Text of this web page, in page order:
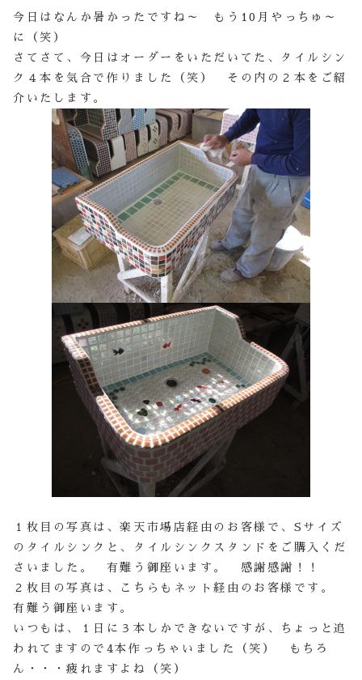
今日はなんか暑かったですね～ もう10月やっちゅ～
に（笑）
さてさて、今日はオーダーをいただいてた、タイルシン
ク４本を気合で作りました（笑） その内の２本をご紹
介いたします。
１枚目の写真は、楽天市場店経由のお客様で、Sサイズ
のタイルシンクと、タイルシンクスタンドをご購入くだ
さいました。 有難う御座います。 感謝感謝！！
２枚目の写真は、こちらもネット経由のお客様です。
有難う御座います。
いつもは、１日に３本しかできないですが、ちょっと追
われてますので4本作っちゃいました（笑） もちろ
ん・・・疲れますよね（笑）